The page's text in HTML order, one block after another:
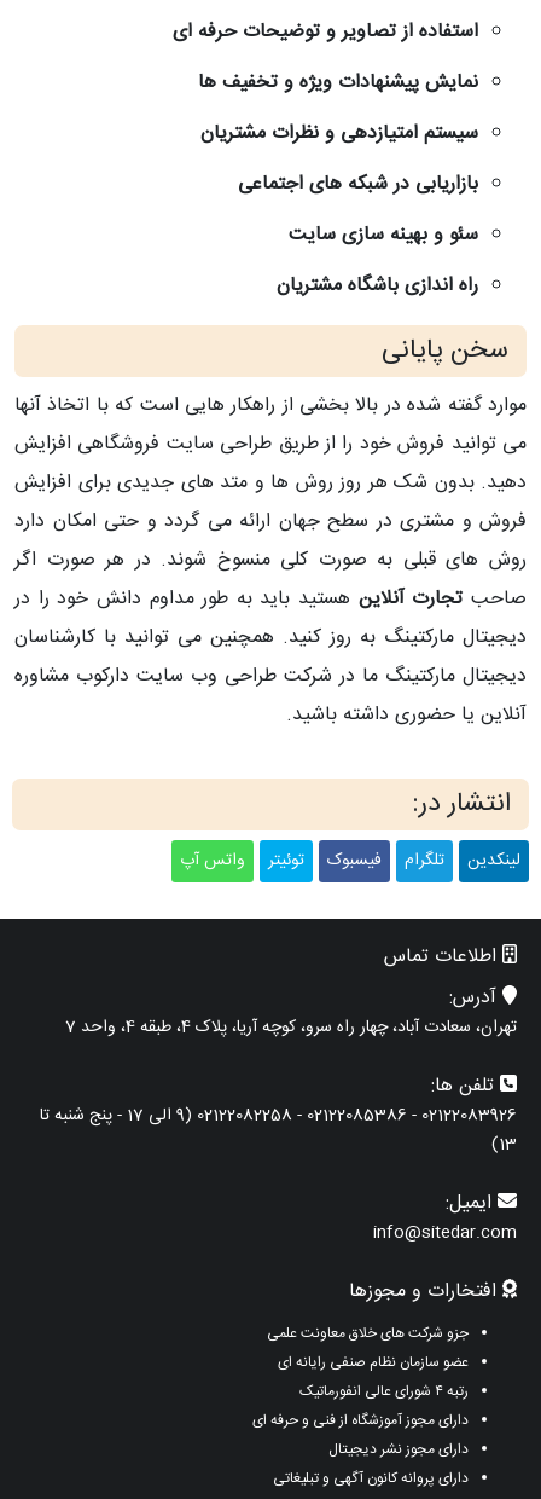
استفاده از تصاویر و توضیحات حرفه ای
نمایش پیشنهادات ویژه و تخفیف ها
سیستم امتیازدهی و نظرات مشتریان
بازاریابی در شبکه های اجتماعی
سئو و بهینه سازی سایت
راه اندازی باشگاه مشتریان
سخن پایانی
موارد گفته شده در بالا بخشی از راهکار هایی است که با اتخاذ آنها
می توانید فروش خود را از طریق طراحی سایت فروشگاهی افزایش
دهید. بدون شک هر روز روش ها و متد های جدیدی برای افزایش
فروش و مشتری در سطح جهان ارائه می گردد و حتی امکان دارد
روش های قبلی به صورت کلی منسوخ شوند. در هر صورت اگر
صاحب تجارت آنلاین هستید باید به طور مداوم دانش خود را در
دیجیتال مارکتینگ به روز کنید. همچنین می توانید با کارشناسان
دیجیتال مارکتینگ ما در شرکت طراحی وب سایت دارکوب مشاوره
آنلاین یا حضوری داشته باشید.
انتشار در:
لینکدین تلگرام فیسبوک توئیتر واتس آپ
اطلاعات تماس
آدرس:
تهران، سعادت آباد، چهار راه سرو، کوچه آریا، پلاک 4، طبقه 4، واحد 7
تلفن ها:
02122083926 - 02122085386 - 02122082258 (9 الی 17 - پنج شنبه تا
13)
ایمیل:
info@sitedar.com
افتخارات و مجوزها
جزو شرکت های خلاق معاونت علمی
عضو سازمان نظام صنفی رایانه ای
رتبه ۴ شورای عالی انفورماتیک
دارای مجوز آموزشگاه از فنی و حرفه ای
دارای مجوز نشر دیجیتال
دارای پروانه کانون آگهی و تبلیغاتی